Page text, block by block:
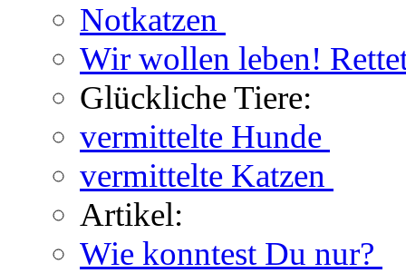
Notkatzen
Wir wollen leben!
Glückliche Tiere:
vermittelte Hunde
vermittelte Katzen
Artikel:
Wie konntest Du nur?